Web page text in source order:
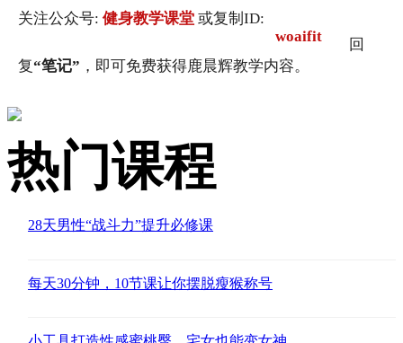
关注公众号: 健身教学课堂 或复制ID:
woaifit
回
复“笔记” ，即可免费获得鹿晨辉教学内容。
热门课程
28天男性“战斗力”提升必修课
每天30分钟，10节课让你摆脱瘦猴称号